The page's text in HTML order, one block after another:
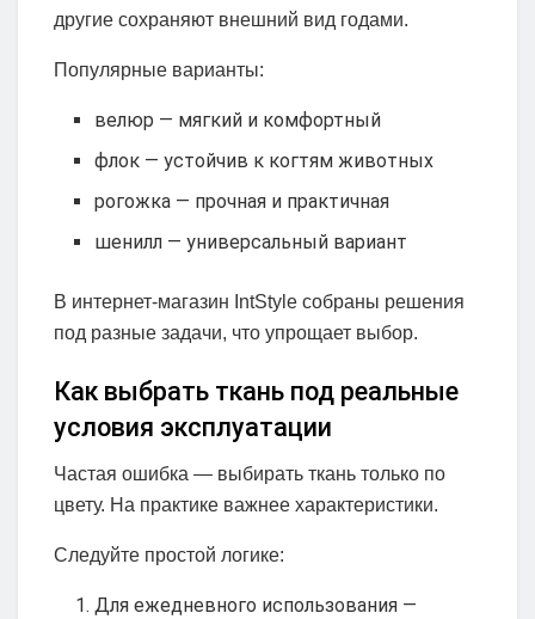
другие сохраняют внешний вид годами.
Популярные варианты:
велюр — мягкий и комфортный
флок — устойчив к когтям животных
рогожка — прочная и практичная
шенилл — универсальный вариант
В интернет-магазин IntStyle собраны решения
под разные задачи, что упрощает выбор.
Как выбрать ткань под реальные
условия эксплуатации
Частая ошибка — выбирать ткань только по
цвету. На практике важнее характеристики.
Следуйте простой логике:
Для ежедневного использования —